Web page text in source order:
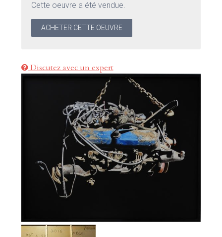
Cette oeuvre a été vendue.
ACHETER CETTE OEUVRE
Discutez avec un expert